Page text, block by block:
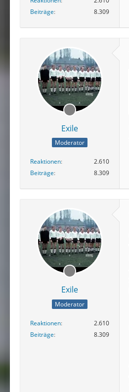
Beiträge
8.309
Exile
Moderator
Reaktionen
2.610
Beiträge
8.309
Exile
Moderator
Reaktionen
2.610
Beiträge
8.309